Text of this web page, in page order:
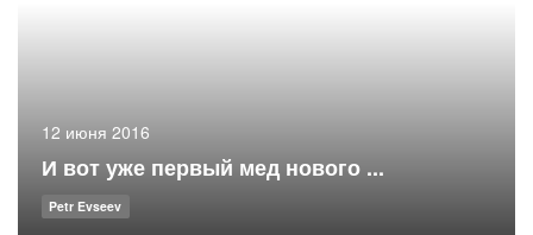
12 июня 2016
И вот уже первый мед нового ...
Petr Evseev